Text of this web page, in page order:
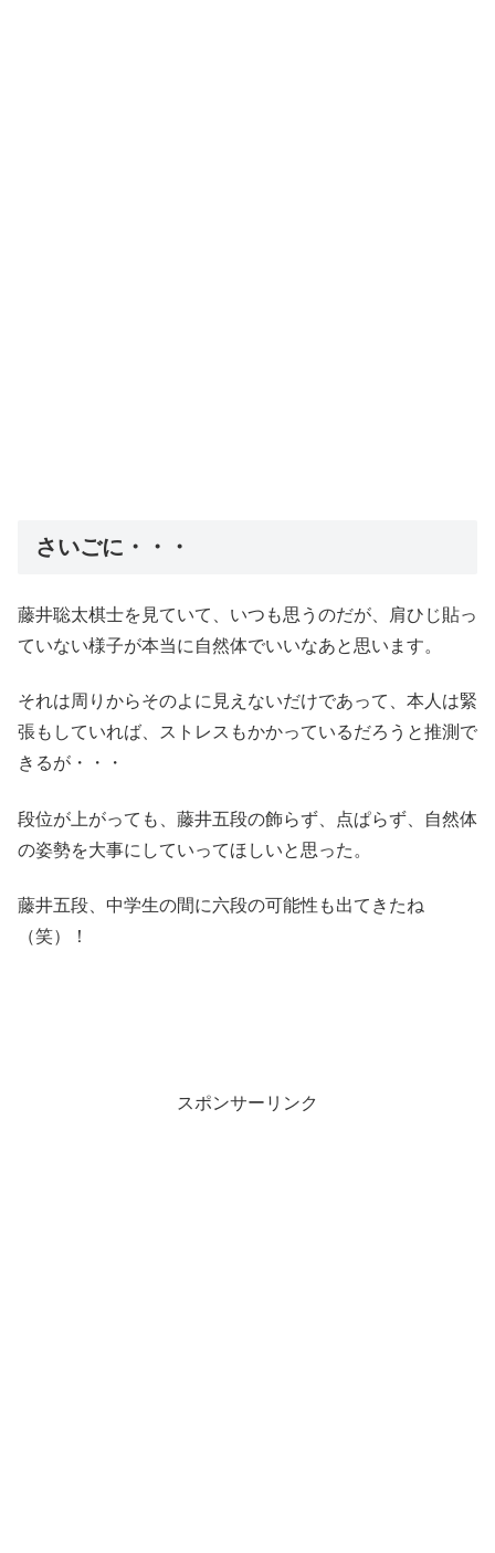
さいごに・・・
藤井聡太棋士を見ていて、いつも思うのだが、肩ひじ貼っ
ていない様子が本当に自然体でいいなあと思います。
それは周りからそのよに見えないだけであって、本人は緊
張もしていれば、ストレスもかかっているだろうと推測で
きるが・・・
段位が上がっても、藤井五段の飾らず、点ぱらず、自然体
の姿勢を大事にしていってほしいと思った。
藤井五段、中学生の間に六段の可能性も出てきたね
（笑）！
スポンサーリンク